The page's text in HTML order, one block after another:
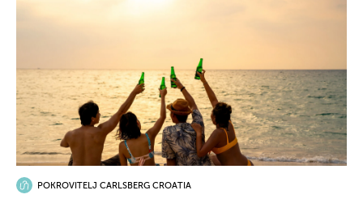
POKROVITELJ CARLSBERG CROATIA